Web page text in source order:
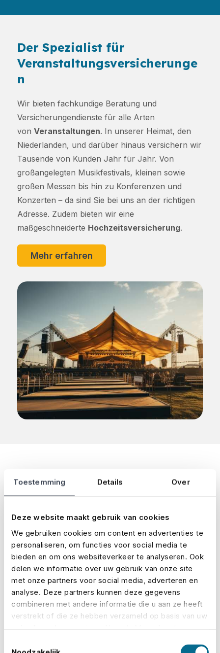
Toestemming Details Over
Deze website maakt gebruik van cookies
We gebruiken cookies om content en advertenties te
personaliseren, om functies voor social media te
bieden en om ons websiteverkeer te analyseren. Ook
delen we informatie over uw gebruik van onze site
met onze partners voor social media, adverteren en
analyse. Deze partners kunnen deze gegevens
combineren met andere informatie die u aan ze heeft
verstrekt of die ze hebben verzameld op basis van uw
Der Spezialist für
Veranstaltungsversicherunge
n
Wir bieten fachkundige Beratung und
Versicherungendienste für alle Arten
von Veranstaltungen. In unserer Heimat, den
Niederlanden, und darüber hinaus versichern wir
Tausende von Kunden Jahr für Jahr. Von
großangelegten Musikfestivals, kleinen sowie
großen Messen bis hin zu Konferenzen und
Konzerten – da sind Sie bei uns an der richtigen
Adresse. Zudem bieten wir eine
maßgeschneiderte Hochzeitsversicherung.
Mehr erfahren
Ein alter Hase in der
Versicherungswelt
No Risk ist nicht einfach irgendein Versicherer,
der zusätzlich noch neben seinem Tagesgeschäft
Veranstaltungen halbherzig versichert. Events
und entsprechende Versicherungen sind unser
Dreh- und Angelpunkt und das schon seit Beginn
unserer Firmengeschichte, weshalb wir die